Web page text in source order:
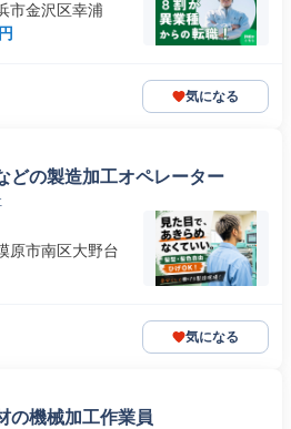
市金沢区幸浦
気になる
どの製造加工オペレーター
原市南区大野台
気になる
の機械加工作業員